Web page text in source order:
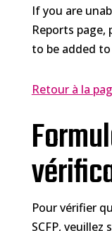
If you are
Reports page,
to be added
Retour à la
Pour vérifier
SCFP,